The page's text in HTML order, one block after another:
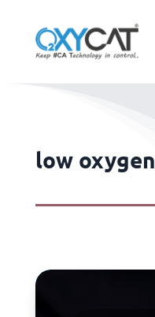
low oxygen